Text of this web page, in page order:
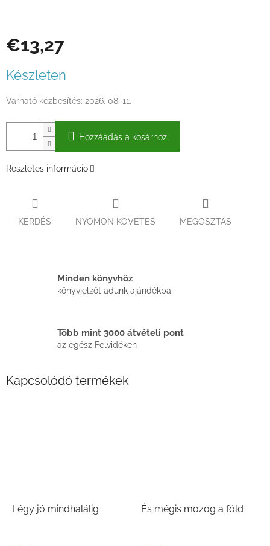
€13,27
Készleten
Várható kézbesítés: 2026. 08. 11.
Hozzáadás a kosárhoz
Részletes információ
KÉRDÉS NYOMON KÖVETÉS MEGOSZTÁS
Minden könyvhöz
könyvjelzőt adunk ajándékba
Több mint 3000 átvételi pont
az egész Felvidéken
Kapcsolódó termékek
Légy jó mindhalálig És mégis mozog a föld